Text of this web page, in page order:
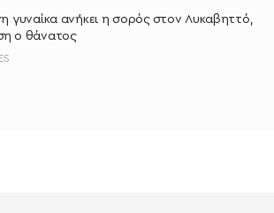
γυναίκα ανήκει η σορός στον Λυκαβηττό,
ο θάνατος